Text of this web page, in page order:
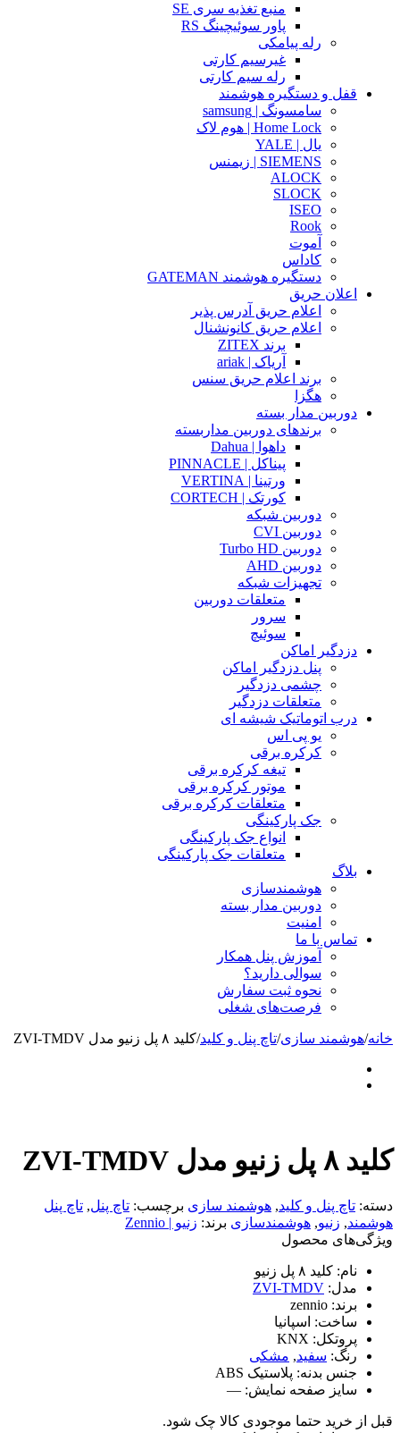
منبع تغذیه سری SE
پاور سوئیچینگ RS
رله پیامکی
غیرسیم کارتی
رله سیم کارتی
قفل و دستگیره هوشمند
سامسونگ | samsung
Home Lock | هوم لاک
یال | YALE
SIEMENS | زیمنس
ALOCK
SLOCK
ISEO
Rook
آموت
کاداس
دستگیره هوشمند GATEMAN
اعلان حریق
اعلام حریق آدرس پذیر
اعلام حریق کانونشنال
برند ZITEX
آریاک | ariak
برند اعلام حریق سنس
هگزا
دوربین مدار بسته
برندهای دوربین مداربسته
داهوا | Dahua
پیناکل | PINNACLE
ورتینا | VERTINA
کورتک | CORTECH
دوربین شبکه
دوربین CVI
دوربین Turbo HD
دوربین AHD
تجهیزات شبکه
متعلقات دوربین
سرور
سوئیچ
دزدگیر اماکن
پنل دزدگیر اماکن
چشمی دزدگیر
متعلقات دزدگیر
درب اتوماتیک شیشه ای
یو پی اس
کرکره برقی
تیغه کرکره برقی
موتور کرکره برقی
متعلقات کرکره برقی
جک پارکینگی
انواع جک پارکینگی
متعلقات جک پارکینگی
بلاگ
هوشمندسازی
دوربین مدار بسته
امنیت
تماس با ما
آموزش پنل همکار
سوالی دارید؟
نحوه ثبت سفارش
فرصت‌های شغلی
خانه/هوشمند سازی/تاچ پنل و کلید/کلید ۸ پل زنیو مدل ZVI-TMDV
کلید ۸ پل زنیو مدل ZVI-TMDV
دسته: تاچ پنل و کلید, هوشمند سازی برچسب: تاچ پنل, تاچ پنل
هوشمند, زنیو, هوشمندسازی برند: زنیو | Zennio
ویژگی‌های محصول
نام: کلید ۸ پل زنیو
مدل: ZVI-TMDV
برند: zennio
ساخت: اسپانیا
پروتکل: KNX
رنگ: سفید, مشکی
جنس بدنه: پلاستیک ABS
سایز صفحه نمایش: —
قبل از خرید حتما موجودی کالا چک شود.